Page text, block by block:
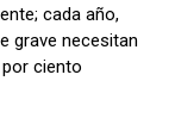
cada año,
grave necesitan
ciento